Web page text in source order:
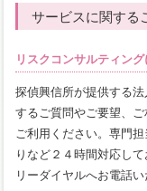
サービスに関する
リスクコンサルティン
探偵興信所が提供する
するご質問やご要望、
ご利用ください。専門
りなど２４時間対応し
リーダイヤルへお電話